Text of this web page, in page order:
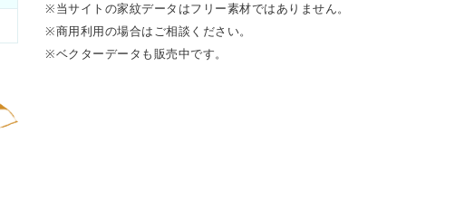
※当サイトの家紋データはフリー素材ではありません。
※商用利用の場合はご相談ください。
※ベクターデータも販売中です。